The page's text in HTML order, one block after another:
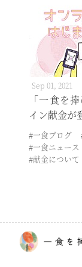
Sep 01, 2021
「一食を
イン献金が
#一食ブログ
#一食ニュース
#献金について